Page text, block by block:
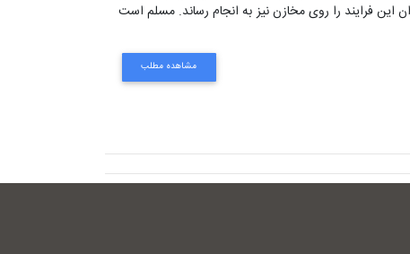
این فرایند را روی مخازن نیز به انجام رساند. مسلم است
مشاهده مطلب